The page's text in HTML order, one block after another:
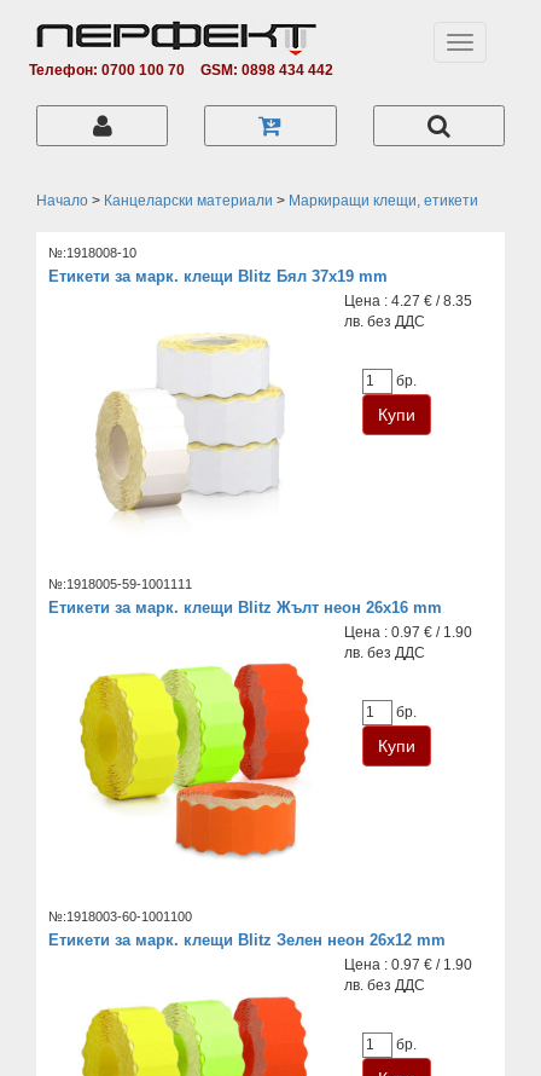
Телефон: 0700 100 70 GSM: 0898 434 442
Toggle
Начало > Канцеларски материали > Маркиращи клещи, етикети
№:1918008-10
Етикети за марк. клещи Blitz Бял 37х19 mm
Цена : 4.27 € / 8.35
лв. без ДДС
бр.
№:1918005-59-1001111
Етикети за марк. клещи Blitz Жълт неон 26x16 mm
Цена : 0.97 € / 1.90
лв. без ДДС
бр.
№:1918003-60-1001100
Етикети за марк. клещи Blitz Зелен неон 26x12 mm
Цена : 0.97 € / 1.90
лв. без ДДС
бр.